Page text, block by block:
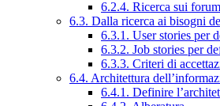
6.2.4. Ricerca sui forum
6.3. Dalla ricerca ai bisogni
6.3.1. User stories per
6.3.2. Job stories per
6.3.3. Criteri di
6.4. Architettura
6.4.1. Definire